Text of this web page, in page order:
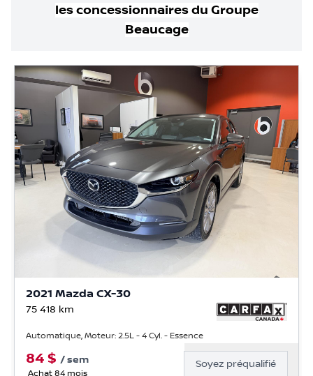
les concessionnaires du Groupe
Beaucage
2021 Mazda CX-30
75 418 km
Automatique, Moteur: 2.5L - 4 Cyl. - Essence
84 $ /sem
Achat 84 mois
Soyez préqualifié